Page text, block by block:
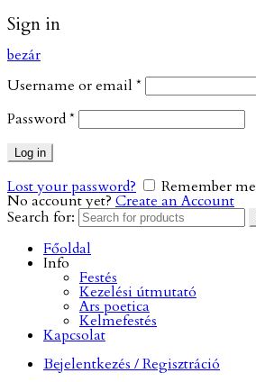
Sign in
bezár
Username or email *
Password*
Log in
Lost your password? Remember me
No account yet? Create an Account
Search for:
Főoldal
Info
Festés
Kezelési útmutató
Ars poetica
Kelmefestés
Kapcsolat
Bejelentkezés / Regisztráció